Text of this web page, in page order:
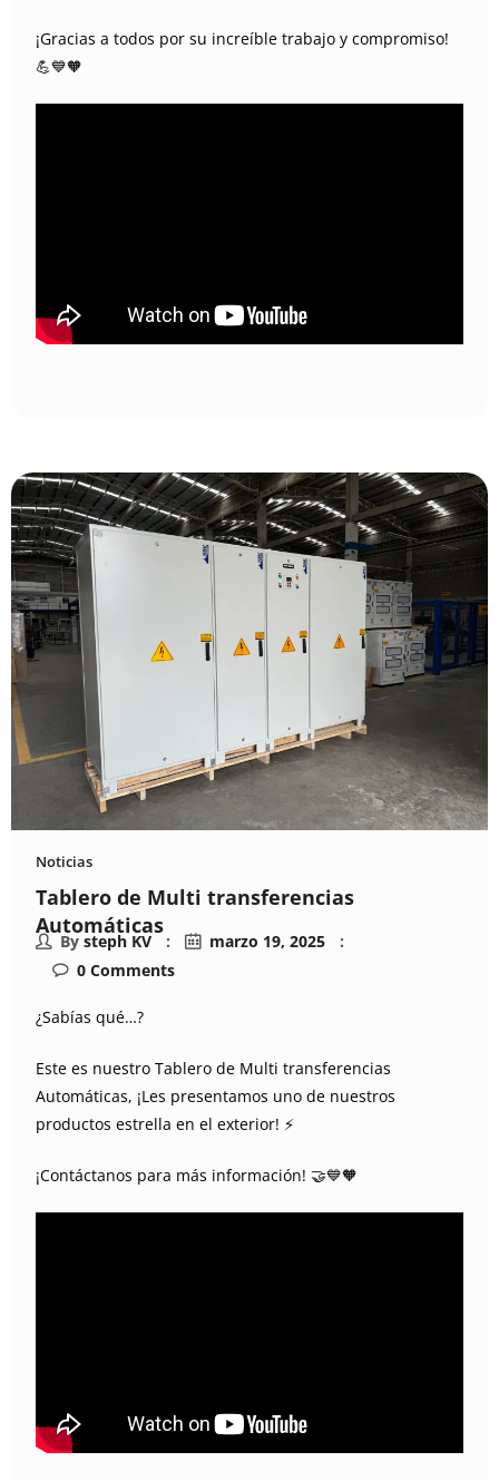
¡Gracias a todos por su increíble trabajo y compromiso!
💪💙🧡
Noticias
Tablero de Multi transferencias
Automáticas
By steph KV
marzo 19, 2025
0 Comments
¿Sabías qué…?
Este es nuestro Tablero de Multi transferencias
Automáticas, ¡Les presentamos uno de nuestros
productos estrella en el exterior! ⚡
¡Contáctanos para más información! 🤝💙🧡